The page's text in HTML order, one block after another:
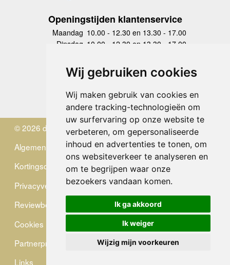
Wij gebruiken cookies
Wij maken gebruik van cookies en
andere tracking-technologieën om
uw surfervaring op onze website te
verbeteren, om gepersonaliseerde
inhoud en advertenties te tonen, om
ons websiteverkeer te analyseren en
om te begrijpen waar onze
bezoekers vandaan komen.
Ik ga akkoord
Ik weiger
Wijzig mijn voorkeuren
Openingstijden klantenservice
Maandag 10.00 - 12.30 en 13.30 - 17.00
Dinsdag 10.00 - 12.30 en 13.30 - 17.00
Donderdag
10.00 - 12.30 en 13.30 - 17.00
Vrijdag 10.00 - 12.30 en 13.30 - 17.00
Zaterdag
gesloten
Zondag gesloten
© 2026 de Zwerver
Algemene Voorwaarden
Kortingscode
Privacyverklaring
Reviewbeleid
Cookies
Partnerprogramma
Links